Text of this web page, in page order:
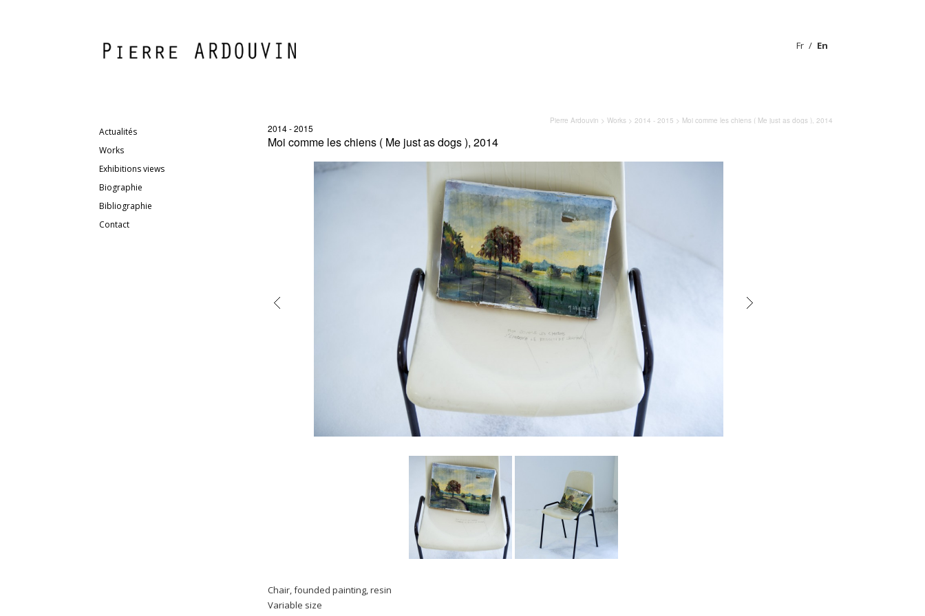
Fr En
Pierre Ardouvin > Works> 2014 - 2015 > Moi comme les chiens ( Me just as dogs ), 2014
Actualités
Works
Exhibitions views
Biographie
Bibliographie
Contact
2014 - 2015
Moi comme les chiens ( Me just as dogs ), 2014
Chair, founded painting, resin
Variable size